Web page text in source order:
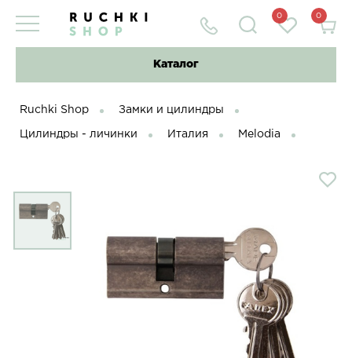
0 0
Каталог
Ruchki Shop Замки и цилиндры
Цилиндры - личинки Италия Melodia